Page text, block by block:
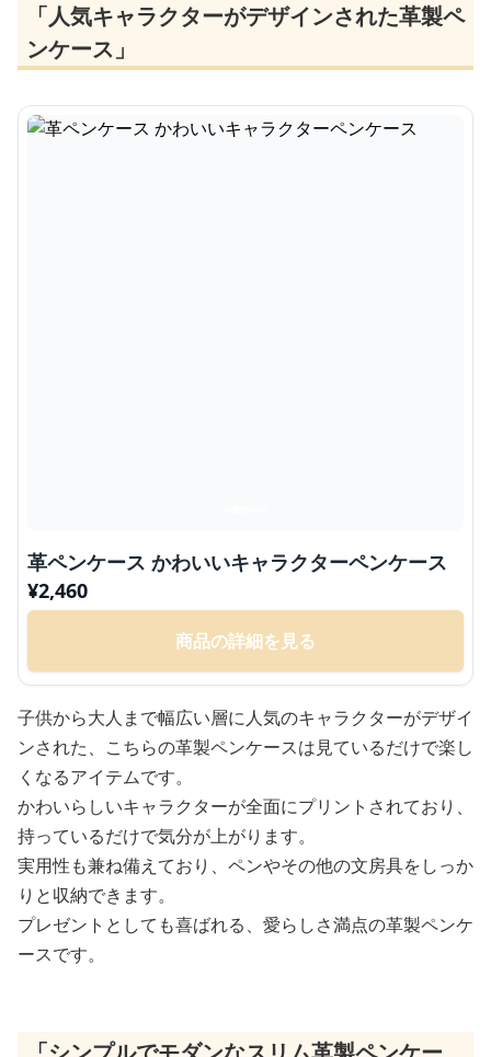
「人気キャラクターがデザインされた革製ペ
ンケース」
革ペンケース かわいいキャラクターペンケース
¥2,460
商品の詳細を見る
子供から大人まで幅広い層に人気のキャラクターがデザイ
ンされた、こちらの革製ペンケースは見ているだけで楽し
くなるアイテムです。
かわいらしいキャラクターが全面にプリントされており、
持っているだけで気分が上がります。
実用性も兼ね備えており、ペンやその他の文房具をしっか
りと収納できます。
プレゼントとしても喜ばれる、愛らしさ満点の革製ペンケ
ースです。